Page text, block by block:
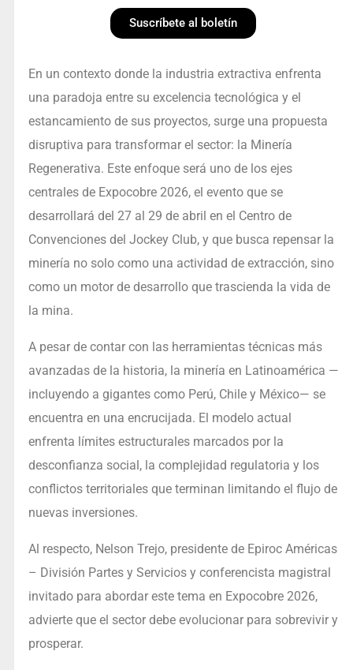
Suscríbete al boletín
En un contexto donde la industria extractiva enfrenta
una paradoja entre su excelencia tecnológica y el
estancamiento de sus proyectos, surge una propuesta
disruptiva para transformar el sector: la Minería
Regenerativa. Este enfoque será uno de los ejes
centrales de Expocobre 2026, el evento que se
desarrollará del 27 al 29 de abril en el Centro de
Convenciones del Jockey Club, y que busca repensar la
minería no solo como una actividad de extracción, sino
como un motor de desarrollo que trascienda la vida de
la mina.
A pesar de contar con las herramientas técnicas más
avanzadas de la historia, la minería en Latinoamérica —
incluyendo a gigantes como Perú, Chile y México— se
encuentra en una encrucijada. El modelo actual
enfrenta límites estructurales marcados por la
desconfianza social, la complejidad regulatoria y los
conflictos territoriales que terminan limitando el flujo de
nuevas inversiones.
Al respecto, Nelson Trejo, presidente de Epiroc Américas
– División Partes y Servicios y conferencista magistral
invitado para abordar este tema en Expocobre 2026,
advierte que el sector debe evolucionar para sobrevivir y
prosperar.